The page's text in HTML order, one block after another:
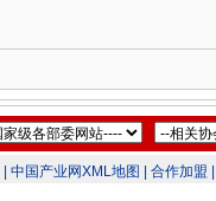
中国产业网XML地图 | 合作加盟 |